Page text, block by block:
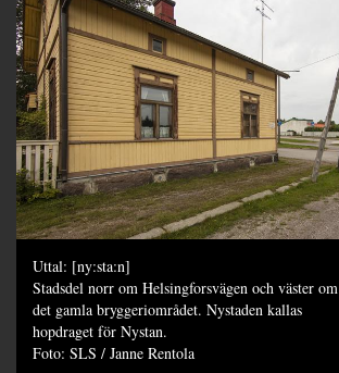
Uttal: [ny:sta:n]
Stadsdel norr om Helsingforsvägen och väster om
det gamla bryggeriområdet. Nystaden kallas
hopdraget för Nystan.
Foto: SLS / Janne Rentola